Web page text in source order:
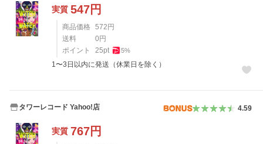
実質 547円
商品価格 572 円
送料
0 円
ポイント
25pt 5%
1〜3日以内に発送（休業日を除く）
タワーレコード Yahoo!店 4.59
実質 767円